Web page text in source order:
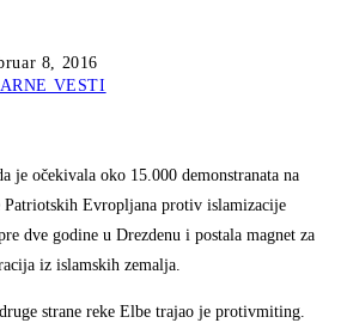
8, 2016
VESTI
je očekivala oko 15.000 demonstranata na
Patriotskih Evropljana protiv islamizacije
dve godine u Drezdenu i postala magnet za
iz islamskih zemalja.
strane reke Elbe trajao je protivmiting.